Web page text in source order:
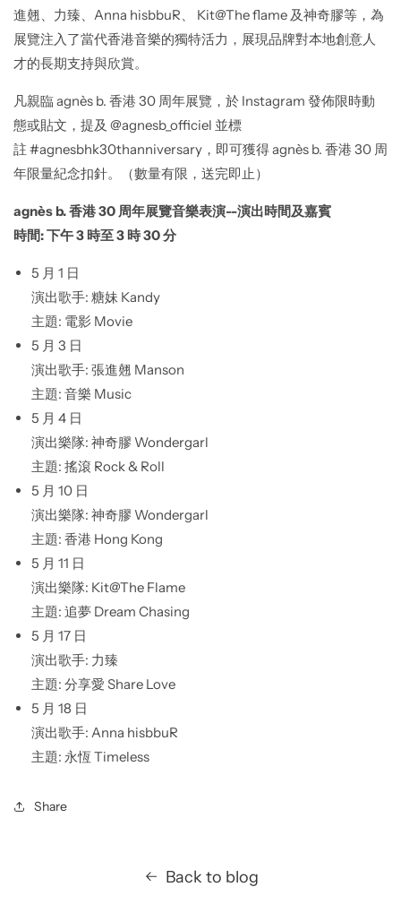
進翹、力臻、Anna hisbbuR、 Kit@The flame 及神奇膠等，為
展覽注入了當代香港音樂的獨特活力，展現品牌對本地創意人
才的長期支持與欣賞。
凡親臨 agnès b. 香港 30 周年展覽，於 Instagram 發佈限時動
態或貼文，提及 @agnesb_officiel 並標
註 #agnesbhk30thanniversary，即可獲得 agnès b. 香港 30 周
年限量紀念扣針。（數量有限，送完即止）
agnès b. 香港 30 周年展覽音樂表演--演出時間及嘉賓
時間: 下午 3 時至 3 時 30 分
5 月 1 日
演出歌手: 糖妹 Kandy
主題: 電影 Movie
5 月 3 日
演出歌手: 張進翹 Manson
主題: 音樂 Music
5 月 4 日
演出樂隊: 神奇膠 Wondergarl
主題: 搖滾 Rock & Roll
5 月 10 日
演出樂隊: 神奇膠 Wondergarl
主題: 香港 Hong Kong
5 月 11 日
演出樂隊: Kit@The Flame
主題: 追夢 Dream Chasing
5 月 17 日
演出歌手: 力臻
主題: 分享愛 Share Love
5 月 18 日
演出歌手: Anna hisbbuR
主題: 永恆 Timeless
Share
Back to blog